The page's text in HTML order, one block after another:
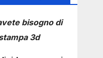
bisogno di
3d